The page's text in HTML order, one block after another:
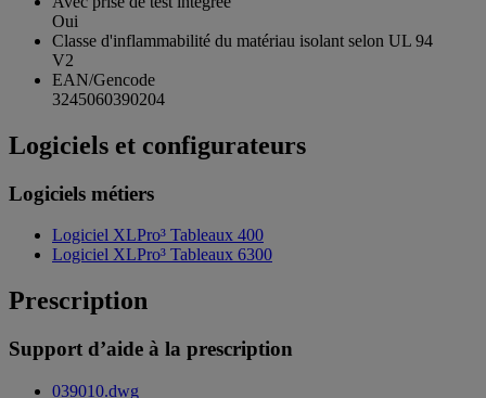
Oui
Classe d'inflammabilité du matériau isolant selon UL 94
V2
EAN/Gencode
3245060390204
Logiciels et configurateurs
Logiciels métiers
Logiciel XLPro³ Tableaux 400
Logiciel XLPro³ Tableaux 6300
Prescription
Support d’aide à la prescription
039010.dwg